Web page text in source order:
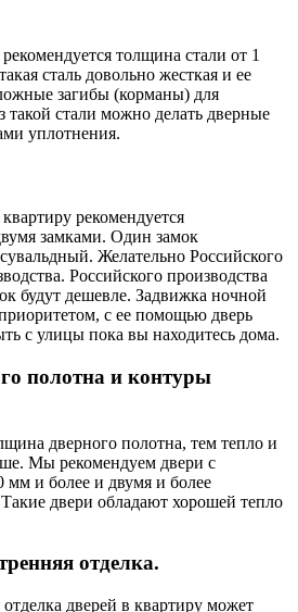
толщина стали от 1
сталь довольно жесткая и ее
загибы (корманы) для
такой стали можно делать дверные
уплотнения.
рекомендуется
замками. Один замок
Желательно Российского
Российского производства
будут дешевле. Задвижка ночной
с ее помощью дверь
с улицы пока вы находитесь дома.
полотна и контуры
дверного полотна, тем тепло и
Мы рекомендуем двери с
мм и более и двумя и более
двери обладают хорошей тепло
отделка.
дверей в квартиру может